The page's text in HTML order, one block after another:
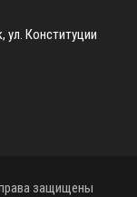
ул. Конституции
защищены